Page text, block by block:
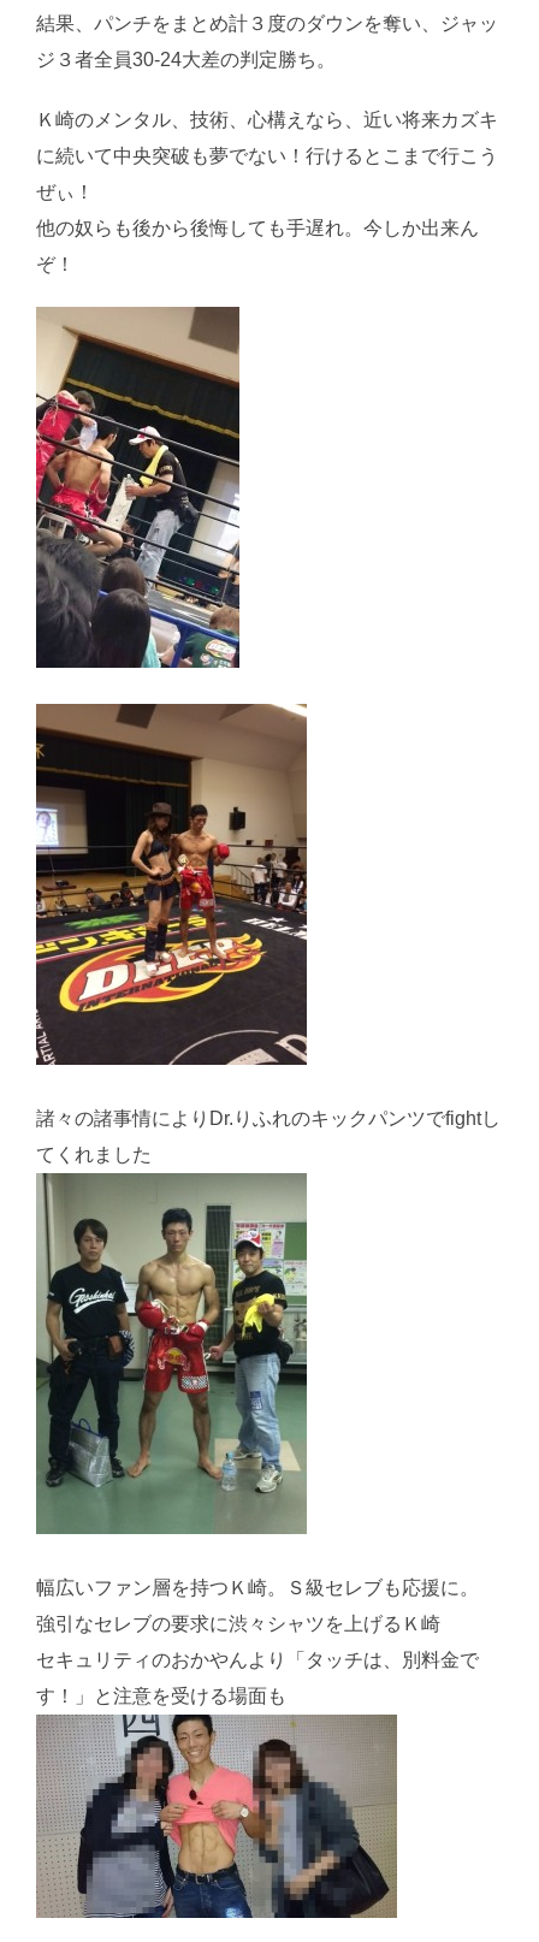
結果、パンチをまとめ計３度のダウンを奪い、ジャッ
ジ３者全員30-24大差の判定勝ち。
Ｋ崎のメンタル、技術、心構えなら、近い将来カズキ
に続いて中央突破も夢でない！行けるとこまで行こう
ぜぃ！
他の奴らも後から後悔しても手遅れ。今しか出来ん
ぞ！
諸々の諸事情によりDr.りふれのキックパンツでfightし
てくれました
幅広いファン層を持つＫ崎。Ｓ級セレブも応援に。
強引なセレブの要求に渋々シャツを上げるＫ崎
セキュリティのおかやんより「タッチは、別料金で
す！」と注意を受ける場面も